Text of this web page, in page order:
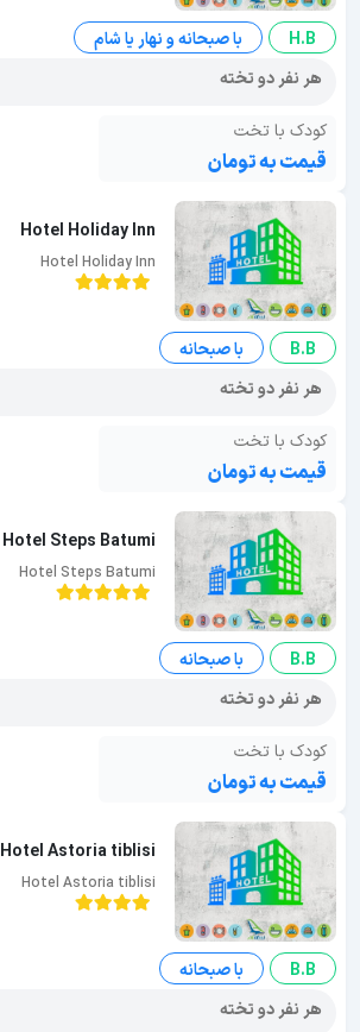
H.B
با صبحانه و نهار یا شام
هر نفر دو تخته
کودک با تخت
قیمت به تومان
Hotel Holiday Inn
Hotel Holiday Inn
B.B
با صبحانه
هر نفر دو تخته
کودک با تخت
قیمت به تومان
Hotel Steps Batumi
Hotel Steps Batumi
B.B
با صبحانه
هر نفر دو تخته
کودک با تخت
قیمت به تومان
Hotel Astoria tiblisi
Hotel Astoria tiblisi
B.B
با صبحانه
هر نفر دو تخته